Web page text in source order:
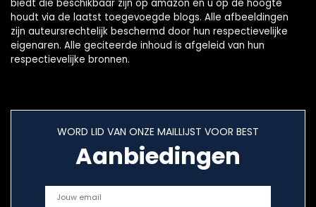
biedt die beschikbaar zijn op amazon en u op de hoogte
houdt via de laatst toegevoegde blogs. Alle afbeeldingen
zijn auteursrechtelijk beschermd door hun respectievelijke
eigenaren. Alle geciteerde inhoud is afgeleid van hun
respectievelijke bronnen.
WORD LID VAN ONZE MAILLIJST VOOR BEST
Aanbiedingen